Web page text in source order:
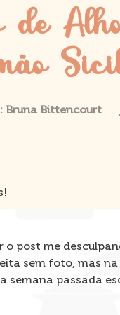
de
Bruna Bittencourt
o post me
sem foto, mas
semana passada